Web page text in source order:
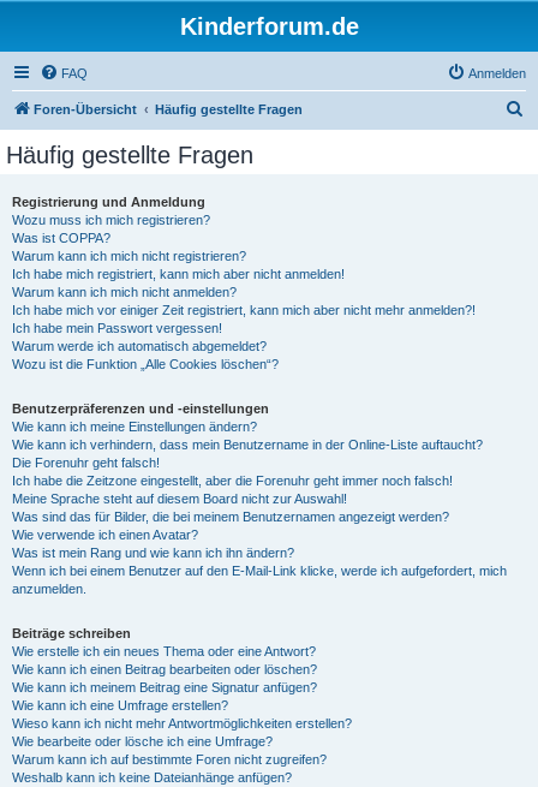
Kinderforum.de
FAQ Anmelden
Foren-Übersicht Häufig gestellte Fragen
Häufig gestellte Fragen
Registrierung und Anmeldung
Wozu muss ich mich registrieren?
Was ist COPPA?
Warum kann ich mich nicht registrieren?
Ich habe mich registriert, kann mich aber nicht anmelden!
Warum kann ich mich nicht anmelden?
Ich habe mich vor einiger Zeit registriert, kann mich aber nicht mehr anmelden?!
Ich habe mein Passwort vergessen!
Warum werde ich automatisch abgemeldet?
Wozu ist die Funktion „Alle Cookies löschen“?
Benutzerpräferenzen und -einstellungen
Wie kann ich meine Einstellungen ändern?
Wie kann ich verhindern, dass mein Benutzername in der Online-Liste auftaucht?
Die Forenuhr geht falsch!
Ich habe die Zeitzone eingestellt, aber die Forenuhr geht immer noch falsch!
Meine Sprache steht auf diesem Board nicht zur Auswahl!
Was sind das für Bilder, die bei meinem Benutzernamen angezeigt werden?
Wie verwende ich einen Avatar?
Was ist mein Rang und wie kann ich ihn ändern?
Wenn ich bei einem Benutzer auf den E-Mail-Link klicke, werde ich aufgefordert, mich
anzumelden.
Beiträge schreiben
Wie erstelle ich ein neues Thema oder eine Antwort?
Wie kann ich einen Beitrag bearbeiten oder löschen?
Wie kann ich meinem Beitrag eine Signatur anfügen?
Wie kann ich eine Umfrage erstellen?
Wieso kann ich nicht mehr Antwortmöglichkeiten erstellen?
Wie bearbeite oder lösche ich eine Umfrage?
Warum kann ich auf bestimmte Foren nicht zugreifen?
Weshalb kann ich keine Dateianhänge anfügen?